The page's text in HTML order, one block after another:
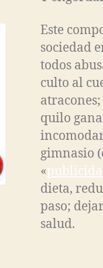
Este
sociedad
todos
culto al
quilo
gimnasio
«
dieta,
paso;
salud.